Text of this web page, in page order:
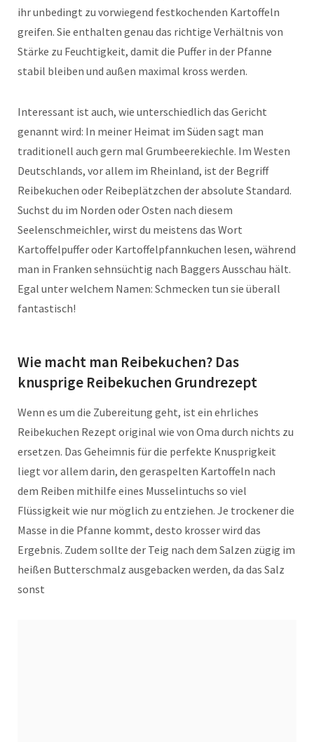
ihr unbedingt zu vorwiegend festkochenden Kartoffeln
greifen. Sie enthalten genau das richtige Verhältnis von
Stärke zu Feuchtigkeit, damit die Puffer in der Pfanne
stabil bleiben und außen maximal kross werden.
Interessant ist auch, wie unterschiedlich das Gericht
genannt wird: In meiner Heimat im Süden sagt man
traditionell auch gern mal Grumbeerekiechle. Im Westen
Deutschlands, vor allem im Rheinland, ist der Begriff
Reibekuchen oder Reibeplätzchen der absolute Standard.
Suchst du im Norden oder Osten nach diesem
Seelenschmeichler, wirst du meistens das Wort
Kartoffelpuffer oder Kartoffelpfannkuchen lesen, während
man in Franken sehnsüchtig nach Baggers Ausschau hält.
Egal unter welchem Namen: Schmecken tun sie überall
fantastisch!
Wie macht man Reibekuchen? Das
knusprige Reibekuchen Grundrezept
Wenn es um die Zubereitung geht, ist ein ehrliches
Reibekuchen Rezept original wie von Oma durch nichts zu
ersetzen. Das Geheimnis für die perfekte Knusprigkeit
liegt vor allem darin, den geraspelten Kartoffeln nach
dem Reiben mithilfe eines Musselintuchs so viel
Flüssigkeit wie nur möglich zu entziehen. Je trockener die
Masse in die Pfanne kommt, desto krosser wird das
Ergebnis. Zudem sollte der Teig nach dem Salzen zügig im
heißen Butterschmalz ausgebacken werden, da das Salz
sonst